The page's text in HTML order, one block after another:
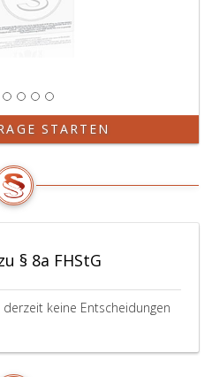
STARTEN
§ 8a FHStG
keine Entscheidungen